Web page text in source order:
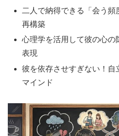
二人で納得できる「会う
再構築
心理学を活用して彼の心の
表現
彼を依存させすぎない！自
マインド